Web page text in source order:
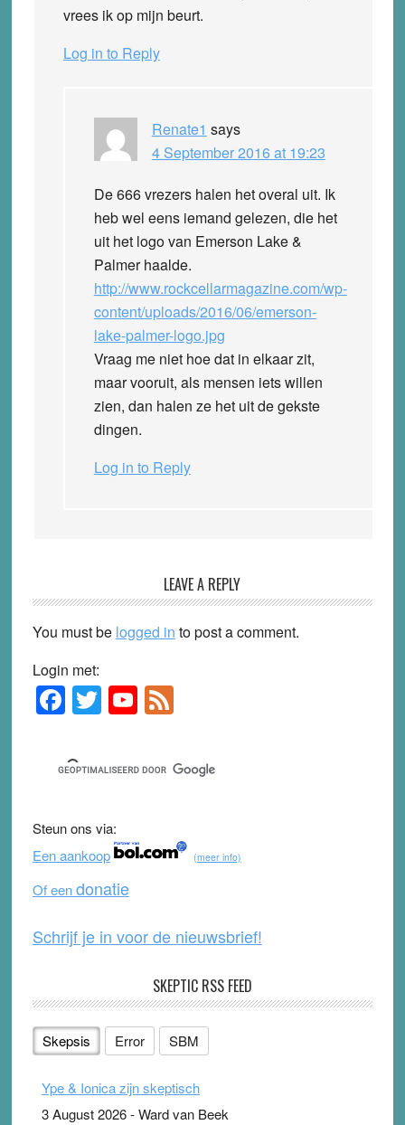
vrees ik op mijn beurt.
Log in to Reply
Renate1 says
4 September 2016 at 19:23
De 666 vrezers halen het overal uit. Ik
heb wel eens iemand gelezen, die het
uit het logo van Emerson Lake &
Palmer haalde.
http://www.rockcellarmagazine.com/wp-
content/uploads/2016/06/emerson-
lake-palmer-logo.jpg
Vraag me niet hoe dat in elkaar zit,
maar vooruit, als mensen iets willen
zien, dan halen ze het uit de gekste
dingen.
Log in to Reply
LEAVE A REPLY
You must be logged in to post a comment.
Login met:
Primary
Sidebar
F
a
c
e
b
o
o
k
T
wi
tt
er
Y
o
u
T
b
e
F
e
d
Steun ons via:
Een aankoop
(meer info)
Of eendonatie
Schrijf je in voor de nieuwsbrief!
SKEPTIC RSS FEED
Skepsis Error SBM
Ype & Ionica zijn skeptisch
3 August 2026-Ward van Beek